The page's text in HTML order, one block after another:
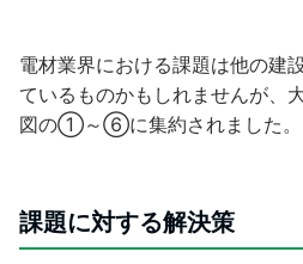
電材業界における課題は他の建
ているものかもしれませんが、
図の①～⑥に集約されました。
課題に対する解決策